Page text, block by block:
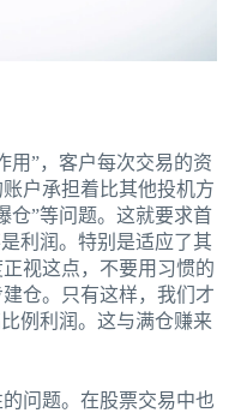
用”，客户每次交易的资
户承担着比其他投机方
仓”等问题。这就要求首
利润。特别是适应了其
视这点，不要用习惯的
仓。只有这样，我们才
例利润。这与满仓赚来
问题。在股票交易中也